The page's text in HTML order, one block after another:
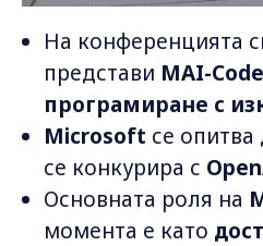
На конференцията
представи MAI-
програмиране с
Microsoft се опитва
се конкурира с
Основната роля на
момента е като